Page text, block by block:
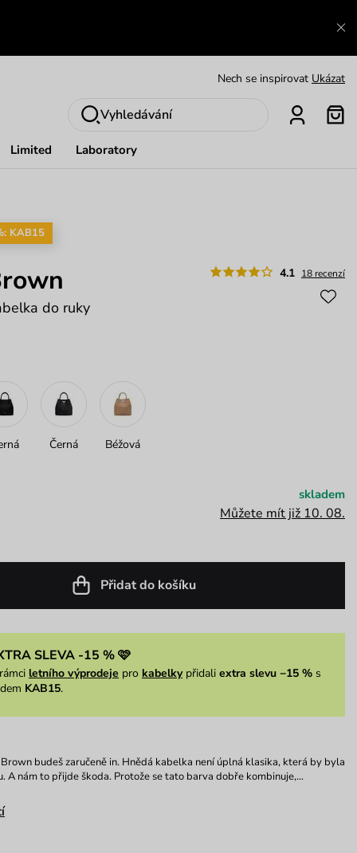
Limited Laboratory
Nech se inspirovat Ukázat
Vyhledávání
KAB15
4.1 18 recenzí
do ruky
Černá Béžová
skladem
Můžete mít již 10. 08.
Přidat do košíku
SLEVA -15 % 🩷
letního výprodeje pro kabelkypřidali extra slevu −15 %s
KAB15.
budeš zaručeně in. Hnědá kabelka není úplná klasika, která by byla
A nám to přijde škoda. Protože se tato barva dobře kombinuje,…